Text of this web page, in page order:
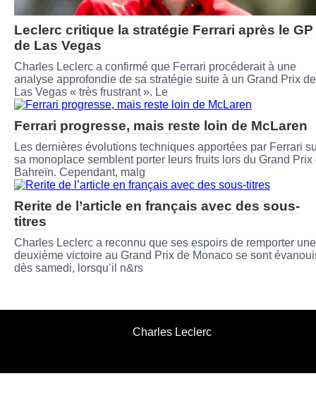
Leclerc critique la stratégie Ferrari après le GP
de Las Vegas
Charles Leclerc a confirmé que Ferrari procéderait à une
analyse approfondie de sa stratégie suite à un Grand Prix de
Las Vegas « très frustrant ». Le
Ferrari progresse, mais reste loin de McLaren
Les dernières évolutions techniques apportées par Ferrari
sa monoplace semblent porter leurs fruits lors du Grand Prix
Bahreïn. Cependant, malg
Rerite de l’article en français avec des sous-
titres
Charles Leclerc a reconnu que ses espoirs de remporter une
deuxième victoire au Grand Prix de Monaco se sont
dès samedi, lorsqu’il n&rs
Charles Leclerc